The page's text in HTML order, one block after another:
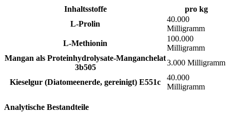
Inhaltsstoffe
pro kg
L-Prolin
40.000
Milligramm
L-Methionin
100.000
Milligramm
Mangan als Proteinhydrolysate-Manganchelat
3b505
3.000 Milligramm
Kieselgur (Diatomeenerde, gereinigt) E551c
40.000
Milligramm
Analytische Bestandteile